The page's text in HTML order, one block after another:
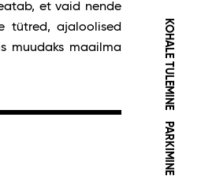
KOHALE TULEMINE
PARKIMINE
et vaid nende
tütred, ajaloolised
muudaks maailma